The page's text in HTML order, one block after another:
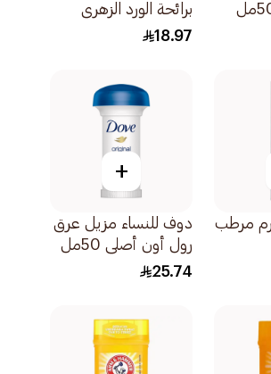
برائحة الورد الزهري
المنعش 75مل
18.97
مرطب
+
دوف للنساء مزيل عرق
رول أون أصلي 50مل
25.74